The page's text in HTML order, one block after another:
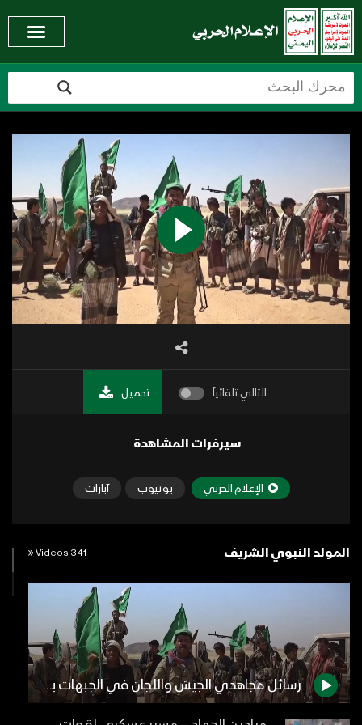
التالي تلقائياً تحميل
سيرفرات المشاهدة
الإعلام الحربي يوتيوب آبارات
المولد النبوي الشريف 341 Videos
رسائل مجاهدي الجيش واللجان في الجبهات بمناسبة المولد النبوي 1442هـ